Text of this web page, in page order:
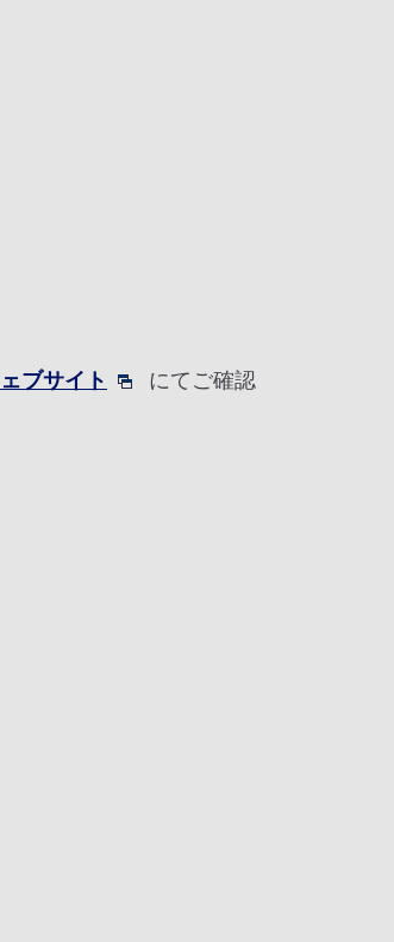
ブサイト
にてご確認